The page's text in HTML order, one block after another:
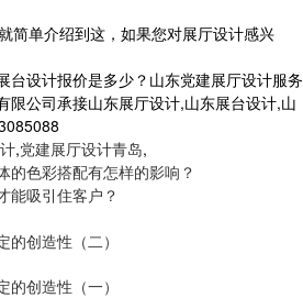
简单介绍到这，如果您对展厅设计感兴
台设计报价是多少？山东党建展厅设计服务
限公司承接山东展厅设计,山东展台设计,山
,党建展厅设计青岛,
的色彩搭配有怎样的影响？
能吸引住客户？
创造性（二）
创造性（一）